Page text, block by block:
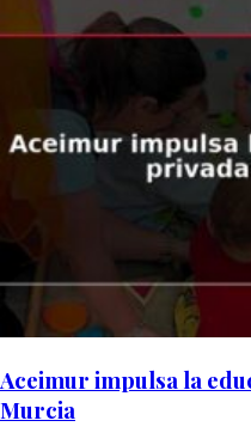
Aceimur impulsa la
Murcia